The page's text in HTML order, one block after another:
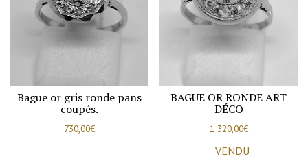
Bague or gris ronde pans
coupés.
730,00€
BAGUE OR RONDE ART
DÉCO
1 320,00€
VENDU